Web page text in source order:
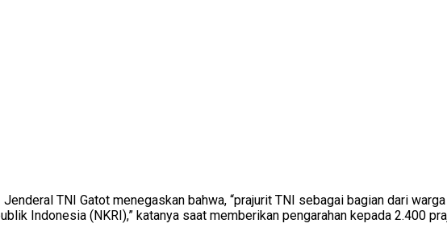
TNI Gatot menegaskan bahwa, “prajurit TNI sebagai bagian dari
Indonesia (NKRI),” katanya saat memberikan pengarahan kepada 2.400